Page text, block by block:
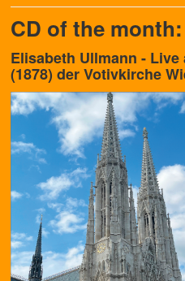
CD of the month:
Elisabeth Ullmann - Live
(1878) der Votivkirche